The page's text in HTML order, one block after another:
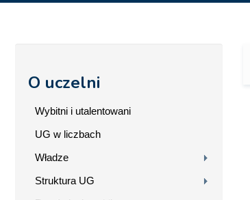
O uczelni
Wybitni i utalentowani
UG w liczbach
Władze
Struktura UG